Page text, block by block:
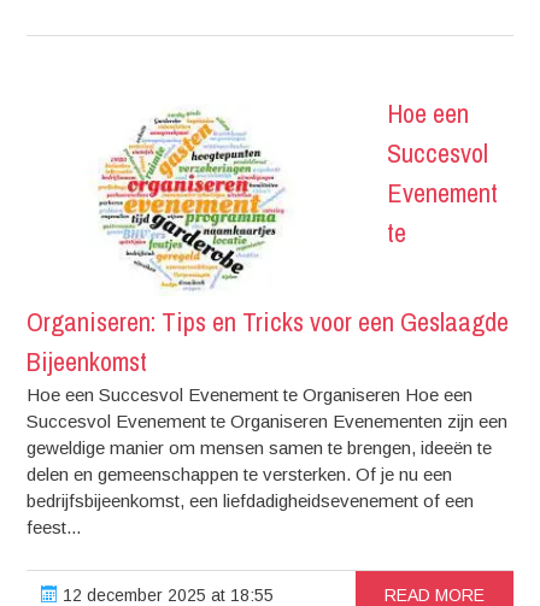
Hoe een
Succesvol
Evenement
te
Organiseren: Tips en Tricks voor een Geslaagde
Bijeenkomst
Hoe een Succesvol Evenement te Organiseren Hoe een
Succesvol Evenement te Organiseren Evenementen zijn een
geweldige manier om mensen samen te brengen, ideeën te
delen en gemeenschappen te versterken. Of je nu een
bedrijfsbijeenkomst, een liefdadigheidsevenement of een
feest...
12 december 2025 at 18:55 READ MORE